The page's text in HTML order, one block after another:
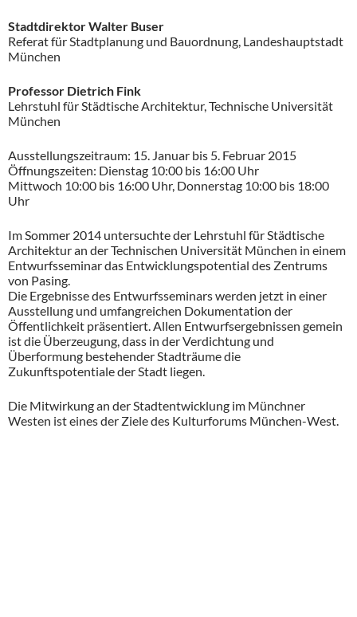
Stadtdirektor Walter Buser
Referat für Stadtplanung und Bauordnung, Landeshauptstadt
München
Professor Dietrich Fink
Lehrstuhl für Städtische Architektur, Technische Universität
München
Ausstellungszeitraum: 15. Januar bis 5. Februar 2015
Öffnungszeiten: Dienstag 10:00 bis 16:00 Uhr
Mittwoch 10:00 bis 16:00 Uhr, Donnerstag 10:00 bis 18:00
Uhr
Im Sommer 2014 untersuchte der Lehrstuhl für Städtische
Architektur an der Technischen Universität München in einem
Entwurfsseminar das Entwicklungspotential des Zentrums
von Pasing.
Die Ergebnisse des Entwurfsseminars werden jetzt in einer
Ausstellung und umfangreichen Dokumentation der
Öffentlichkeit präsentiert. Allen Entwurfsergebnissen gemein
ist die Überzeugung, dass in der Verdichtung und
Überformung bestehender Stadträume die
Zukunftspotentiale der Stadt liegen.
Die Mitwirkung an der Stadtentwicklung im Münchner
Westen ist eines der Ziele des Kulturforums München-West.